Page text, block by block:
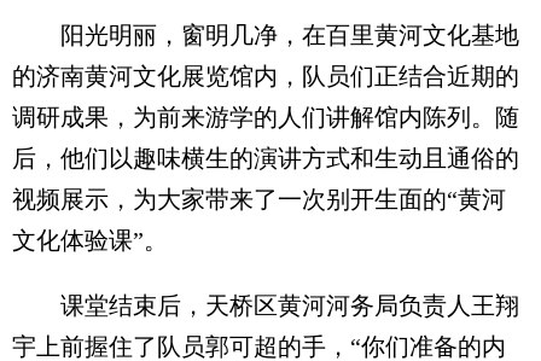
阳光明丽，窗明几净，在百里黄河文化基地
的济南黄河文化展览馆内，队员们正结合近期的
调研成果，为前来游学的人们讲解馆内陈列。随
后，他们以趣味横生的演讲方式和生动且通俗的
视频展示，为大家带来了一次别开生面的“黄河
文化体验课”。
课堂结束后，天桥区黄河河务局负责人王翔
宇上前握住了队员郭可超的手，“你们准备的内